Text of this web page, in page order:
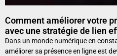
Comment améliorer votre
avec une stratégie de lien
Dans un monde numérique en
améliorer sa présence en ligne est